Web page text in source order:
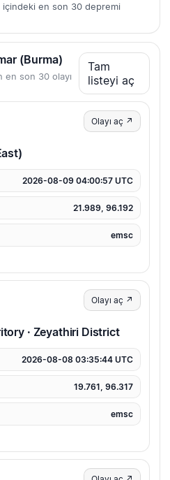
içindeki en son 30 depremi
(Burma)
en son 30 olayı
Tam
listeyi aç
Olayı aç ↗
2026-08-09 04:00:57 UTC
21.989, 96.192
emsc
Olayı aç ↗
· Zeyathiri District
2026-08-08 03:35:44 UTC
19.761, 96.317
emsc